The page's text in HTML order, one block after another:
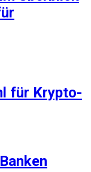
für Krypto-